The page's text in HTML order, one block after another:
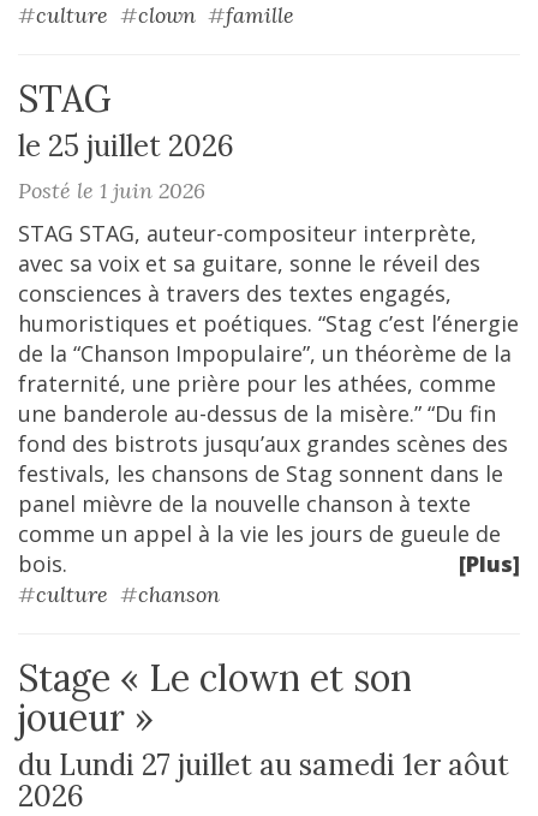
#culture #clown #famille
STAG
le 25 juillet 2026
Posté le 1 juin 2026
STAG STAG, auteur-compositeur interprète,
avec sa voix et sa guitare, sonne le réveil des
consciences à travers des textes engagés,
humoristiques et poétiques. “Stag c’est l’énergie
de la “Chanson Impopulaire”, un théorème de la
fraternité, une prière pour les athées, comme
une banderole au-dessus de la misère.” “Du fin
fond des bistrots jusqu’aux grandes scènes des
festivals, les chansons de Stag sonnent dans le
panel mièvre de la nouvelle chanson à texte
comme un appel à la vie les jours de gueule de
bois.
[Plus]
#culture #chanson
Stage « Le clown et son
joueur »
du Lundi 27 juillet au samedi 1er aôut
2026